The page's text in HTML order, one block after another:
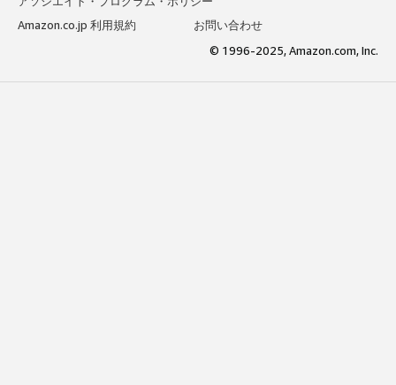
Amazon.co.jp 利用規約
お問い合わせ
© 1996-2025, Amazon.com, Inc.